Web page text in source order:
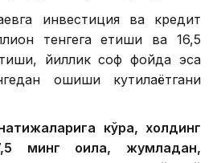
инвестиция ва кредит
тенгега етиши ва 16,5
йиллик соф фойда эса
ошиши кутилаётгани
кўра, холдинг
минг оила, жумладан,